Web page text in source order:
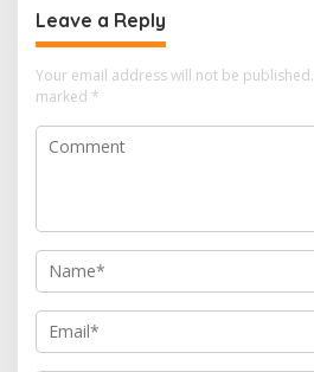
Leave a Reply
Your email address will not be published.
marked *